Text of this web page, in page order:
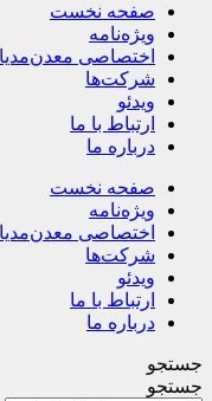
صفحه نخست
ویژه‌نامه
اختصاصی معدن‌مدیا
شرکت‌ها
ویدئو
ارتباط با ما
درباره ما
صفحه نخست
ویژه‌نامه
اختصاصی معدن‌مدیا
شرکت‌ها
ویدئو
ارتباط با ما
درباره ما
جستجو
جستجو